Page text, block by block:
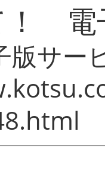
！ 電
版サー